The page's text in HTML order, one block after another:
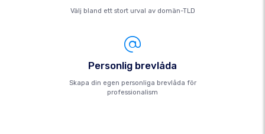
Välj bland ett stort urval av domän-TLD
Personlig brevlåda
Skapa din egen personliga brevlåda för
professionalism